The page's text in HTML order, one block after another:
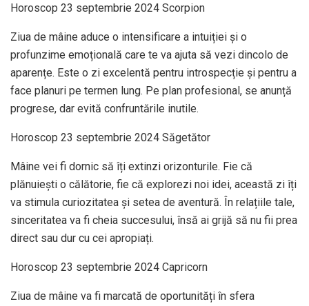
Horoscop 23 septembrie 2024 Scorpion
Ziua de mâine aduce o intensificare a intuiției și o
profunzime emoțională care te va ajuta să vezi dincolo de
aparențe. Este o zi excelentă pentru introspecție și pentru a
face planuri pe termen lung. Pe plan profesional, se anunță
progrese, dar evită confruntările inutile.
Horoscop 23 septembrie 2024 Săgetător
Mâine vei fi dornic să îți extinzi orizonturile. Fie că
plănuiești o călătorie, fie că explorezi noi idei, această zi îți
va stimula curiozitatea și setea de aventură. În relațiile tale,
sinceritatea va fi cheia succesului, însă ai grijă să nu fii prea
direct sau dur cu cei apropiați.
Horoscop 23 septembrie 2024 Capricorn
Ziua de mâine va fi marcată de oportunități în sfera